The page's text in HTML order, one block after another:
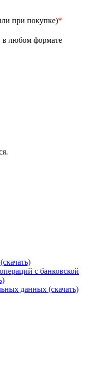
при покупке)*
в любом формате
с банковской
данных (скачать)